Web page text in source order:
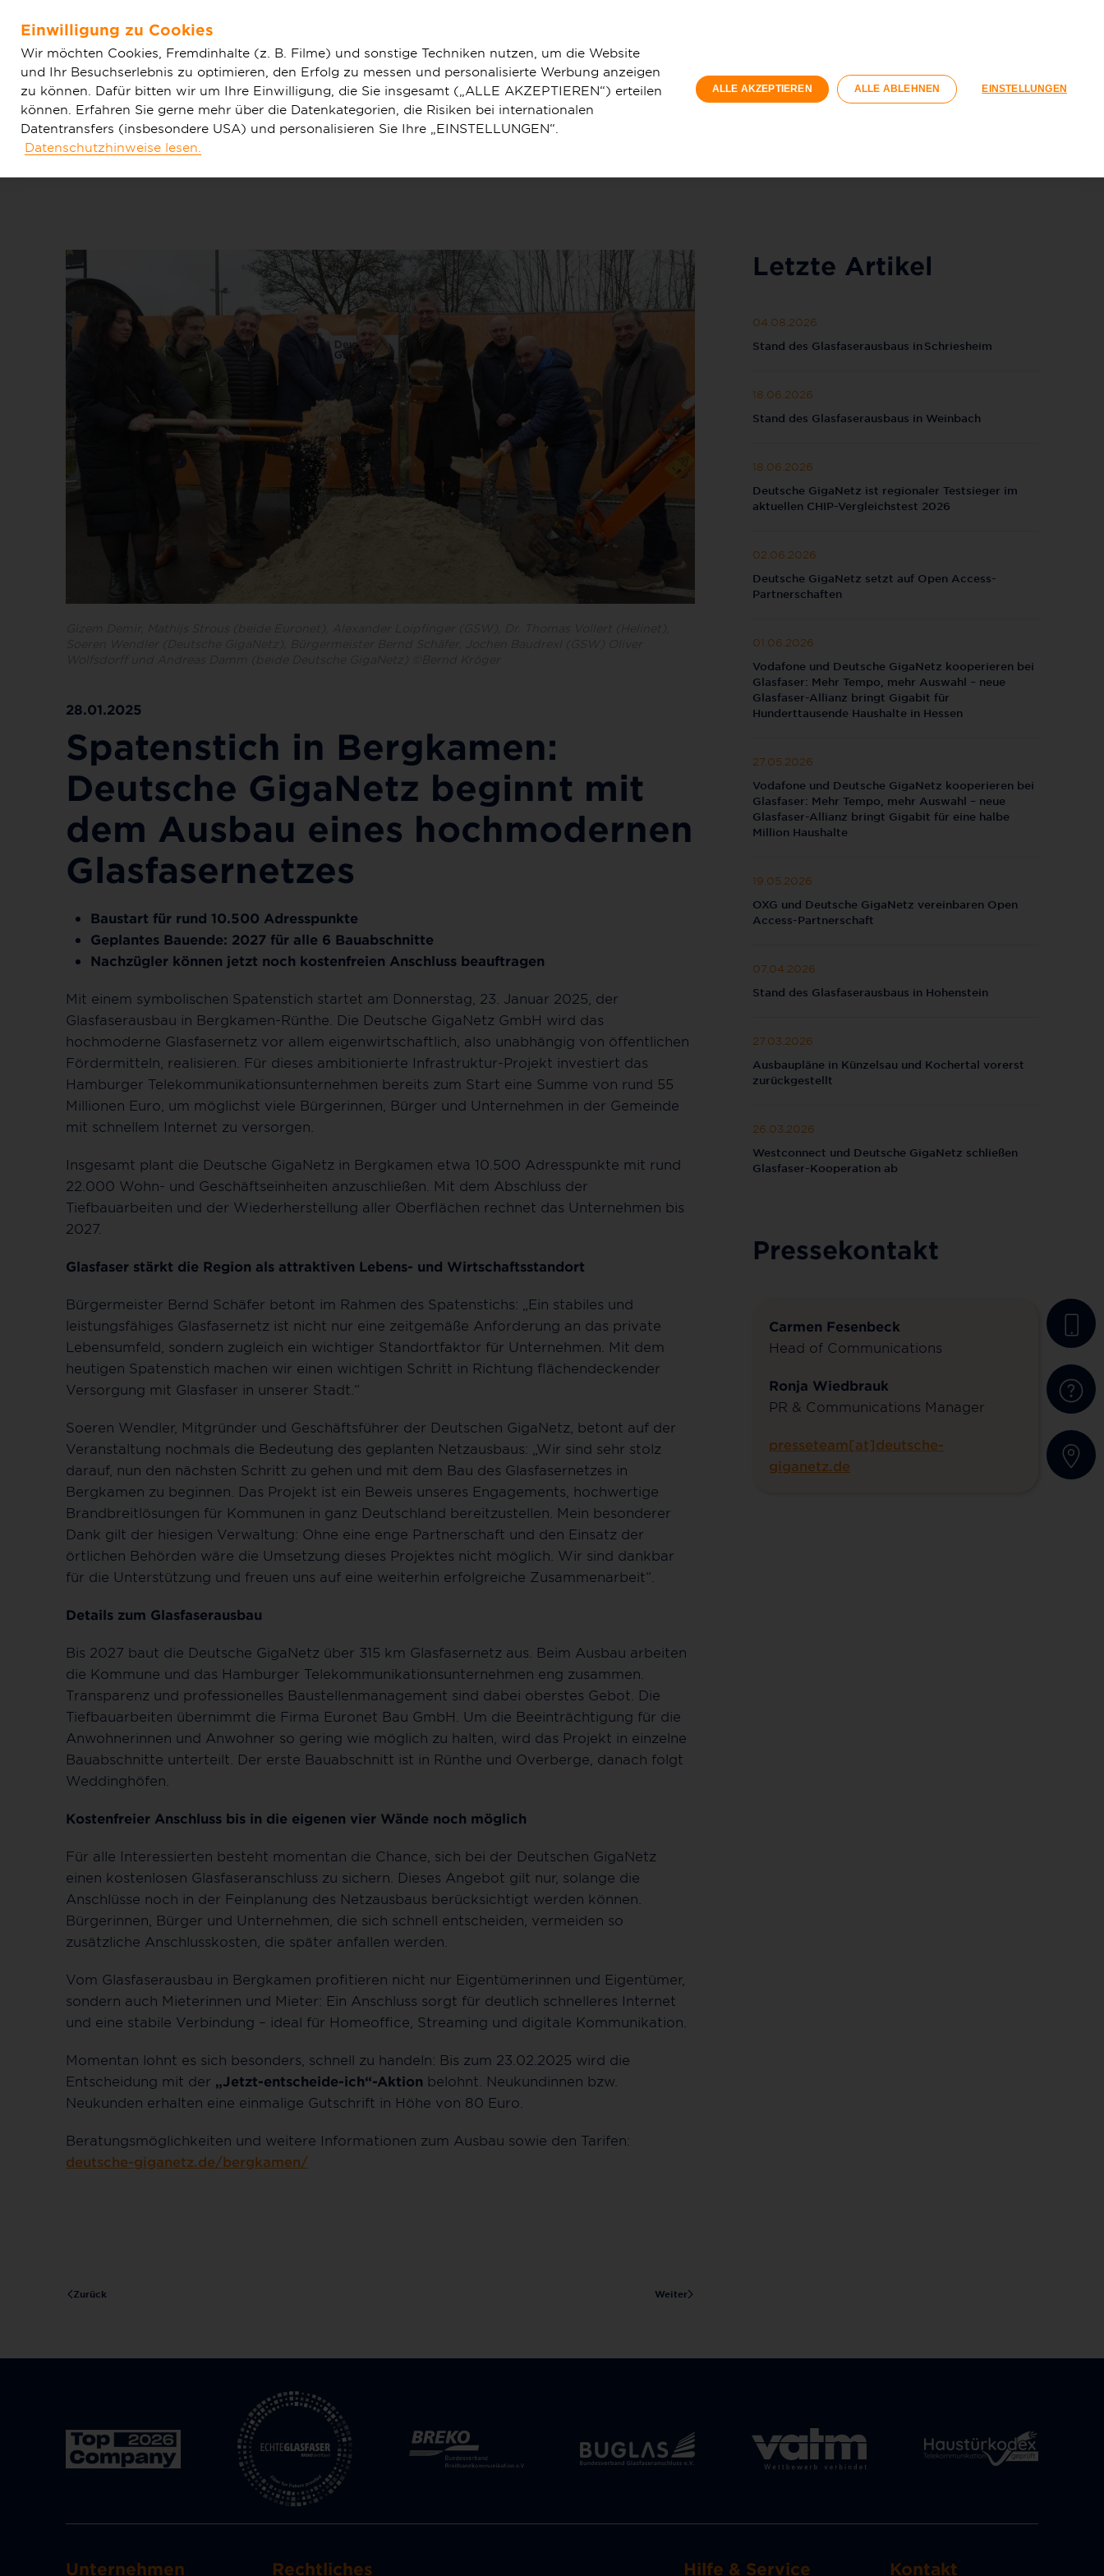
Zum Hauptinhalt springen
hochmodernen Glasfasernetzes
Login
28.01.2025
Spatenstich in Bergkamen:
Deutsche GigaNetz beginnt mit
dem Ausbau eines hochmodernen
Glasfasernetzes
Baustart für rund 10.500 Adresspunkte
Geplantes Bauende: 2027 für alle 6 Bauabschnitte
Nachzügler können jetzt noch kostenfreien Anschluss beauftragen
Mit einem symbolischen Spatenstich startet am Donnerstag, 23. Januar 2025, der
Glasfaserausbau in Bergkamen-Rünthe. Die Deutsche GigaNetz GmbH wird das
hochmoderne Glasfasernetz vor allem eigenwirtschaftlich, also unabhängig von öffentlichen
Fördermitteln, realisieren. Für dieses ambitionierte Infrastruktur-Projekt investiert das
Hamburger Telekommunikationsunternehmen bereits zum Start eine Summe von rund 55
Millionen Euro, um möglichst viele Bürgerinnen, Bürger und Unternehmen in der Gemeinde
mit schnellem Internet zu versorgen.
Insgesamt plant die Deutsche GigaNetz in Bergkamen etwa 10.500 Adresspunkte mit rund
22.000 Wohn- und Geschäftseinheiten anzuschließen. Mit dem Abschluss der
Tiefbauarbeiten und der Wiederherstellung aller Oberflächen rechnet das Unternehmen bis
2027.
Glasfaser stärkt die Region als attraktiven Lebens- und Wirtschaftsstandort
Bürgermeister Bernd Schäfer betont im Rahmen des Spatenstichs: „Ein stabiles und
leistungsfähiges Glasfasernetz ist nicht nur eine zeitgemäße Anforderung an das private
Lebensumfeld, sondern zugleich ein wichtiger Standortfaktor für Unternehmen. Mit dem
heutigen Spatenstich machen wir einen wichtigen Schritt in Richtung flächendeckender
Versorgung mit Glasfaser in unserer Stadt.“
Soeren Wendler, Mitgründer und Geschäftsführer der Deutschen GigaNetz, betont auf der
Veranstaltung nochmals die Bedeutung des geplanten Netzausbaus: „Wir sind sehr stolz
darauf, nun den nächsten Schritt zu gehen und mit dem Bau des Glasfasernetzes in
Bergkamen zu beginnen. Das Projekt ist ein Beweis unseres Engagements, hochwertige
Brandbreitlösungen für Kommunen in ganz Deutschland bereitzustellen. Mein besonderer
Dank gilt der hiesigen Verwaltung: Ohne eine enge Partnerschaft und den Einsatz der
örtlichen Behörden wäre die Umsetzung dieses Projektes nicht möglich. Wir sind dankbar
für die Unterstützung und freuen uns auf eine weiterhin erfolgreiche Zusammenarbeit“.
Details zum Glasfaserausbau
Bis 2027 baut die Deutsche GigaNetz über 315 km Glasfasernetz aus. Beim Ausbau arbeiten
die Kommune und das Hamburger Telekommunikationsunternehmen eng zusammen.
Transparenz und professionelles Baustellenmanagement sind dabei oberstes Gebot. Die
Tiefbauarbeiten übernimmt die Firma Euronet Bau GmbH. Um die Beeinträchtigung für die
Anwohnerinnen und Anwohner so gering wie möglich zu halten, wird das Projekt in einzelne
Bauabschnitte unterteilt. Der erste Bauabschnitt ist in Rünthe und Overberge, danach folgt
Weddinghöfen.
Kostenfreier Anschluss bis in die eigenen vier Wände noch möglich
Für alle Interessierten besteht momentan die Chance, sich bei der Deutschen GigaNetz
einen kostenlosen Glasfaseranschluss zu sichern. Dieses Angebot gilt nur, solange die
Anschlüsse noch in der Feinplanung des Netzausbaus berücksichtigt werden können.
Bürgerinnen, Bürger und Unternehmen, die sich schnell entscheiden, vermeiden so
zusätzliche Anschlusskosten, die später anfallen werden.
Vom Glasfaserausbau in Bergkamen profitieren nicht nur Eigentümerinnen und Eigentümer,
sondern auch Mieterinnen und Mieter: Ein Anschluss sorgt für deutlich schnelleres Internet
und eine stabile Verbindung – ideal für Homeoffice, Streaming und digitale Kommunikation.
Momentan lohnt es sich besonders, schnell zu handeln: Bis zum 23.02.2025 wird die
Entscheidung mit der „Jetzt-entscheide-ich“-Aktion belohnt. Neukundinnen bzw.
Neukunden erhalten eine einmalige Gutschrift in Höhe von 80 Euro.
Beratungsmöglichkeiten und weitere Informationen zum Ausbau sowie den Tarifen:
deutsche-giganetz.de/bergkamen/
Zurück Weiter
Letzte Artikel
04.08.2026
Stand des Glasfaserausbaus in Schriesheim
18.06.2026
Stand des Glasfaserausbaus in Weinbach
18.06.2026
Deutsche GigaNetz ist regionaler Testsieger im
aktuellen CHIP-Vergleichstest 2026
02.06.2026
Deutsche GigaNetz setzt auf Open Access-
Partnerschaften
01.06.2026
Vodafone und Deutsche GigaNetz kooperieren bei
Glasfaser: Mehr Tempo, mehr Auswahl – neue
Glasfaser-Allianz bringt Gigabit für
Hunderttausende Haushalte in Hessen
27.05.2026
Vodafone und Deutsche GigaNetz kooperieren bei
Glasfaser: Mehr Tempo, mehr Auswahl – neue
Glasfaser-Allianz bringt Gigabit für eine halbe
Million Haushalte
19.05.2026
OXG und Deutsche GigaNetz vereinbaren Open
Access-Partnerschaft
07.04.2026
Stand des Glasfaserausbaus in Hohenstein
27.03.2026
Ausbaupläne in Künzelsau und Kochertal vorerst
zurückgestellt
26.03.2026
Westconnect und Deutsche GigaNetz schließen
Glasfaser-Kooperation ab
Pressekontakt
Carmen Fesenbeck
Head of Communications
Ronja Wiedbrauk
PR & Communications Manager
presseteam[at]deutsche-
giganetz.de
Unternehmen Rechtliches Hilfe & Service Kontakt
Einwilligung zu Cookies
Wir möchten Cookies, Fremdinhalte (z. B. Filme) und sonstige Techniken nutzen, um die Website
und Ihr Besuchserlebnis zu optimieren, den Erfolg zu messen und personalisierte Werbung anzeigen
zu können. Dafür bitten wir um Ihre Einwilligung, die Sie insgesamt („ALLE AKZEPTIEREN“) erteilen
können. Erfahren Sie gerne mehr über die Datenkategorien, die Risiken bei internationalen
Datentransfers (insbesondere USA) und personalisieren Sie Ihre „EINSTELLUNGEN“.
Datenschutzhinweise lesen.
ALLE AKZEPTIEREN ALLE ABLEHNEN EINSTELLUNGEN